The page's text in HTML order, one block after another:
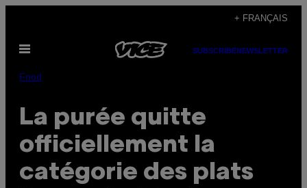
content
+ FRANÇAIS
Open
SUBSCRIBENEWSLETTER
Food
La purée quitte
officiellement la
catégorie des plats